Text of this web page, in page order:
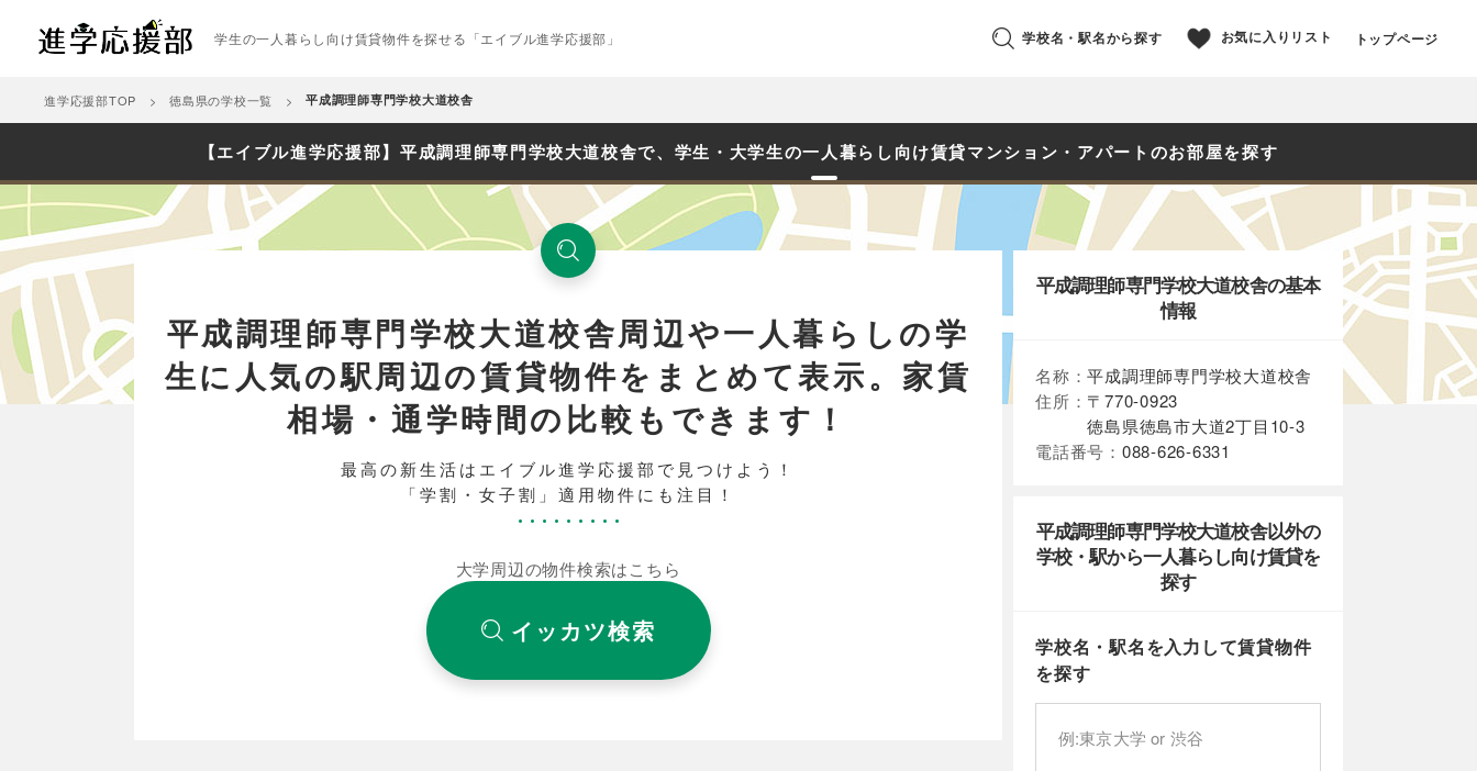
学生の一人暮らし向け賃貸物件を探せる「エイブル進学応援部」 学校名・駅名から探す お気に入りリスト トップページ
進学応援部TOP 徳島県の学校一覧 平成調理師専門学校大道校舎
【エイブル進学応援部】平成調理師専門学校大道校舎で、学生・大学生の一人暮らし向け賃貸マンション・アパートのお部屋を探す
平成調理師専門学校大道校舎周辺や一人暮らしの学
生に人気の駅周辺の賃貸物件をまとめて表示。家賃
相場・通学時間の比較もできます！
最高の新生活はエイブル進学応援部で見つけよう！
「学割・女子割」適用物件にも注目！
大学周辺の物件検索はこちら
イッカツ検索
平成調理師専門学校大道校舎の基本
情報
名称：平成調理師専門学校大道校舎
住所： 〒770-0923
徳島県徳島市大道2丁目10-3
電話番号： 088-626-6331
平成調理師専門学校大道校舎以外の
学校・駅から一人暮らし向け賃貸を
探す
学校名・駅名を入力して賃貸物件
を探す